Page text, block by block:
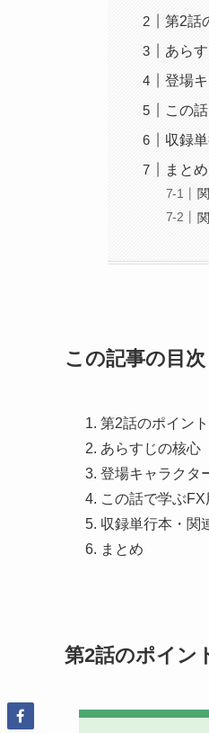
第2話
あら
登場
この
収録
まとめ
この記事の目次
第2話のポイント
あらすじの核心
登場キャラクタ
この話で学ぶFX
収録単行本・関
まとめ
第2話のポイン